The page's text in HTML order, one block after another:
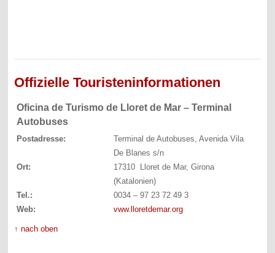
Offizielle Touristeninformationen
Oficina de Turismo de Lloret de Mar – Terminal
Autobuses
Postadresse:
Terminal de Autobuses, Avenida Vila
De Blanes s/n
Ort:
17310 Lloret de Mar, Girona
(Katalonien)
Tel.:
0034 – 97 23 72 49 3
Web:
vww.lloretdemar.org
↑ nach oben